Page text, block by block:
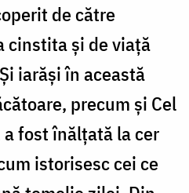
de către
cinstita și de viață
iarăși în această
precum și Cel
fost înălțată la cer
istorisesc cei ce